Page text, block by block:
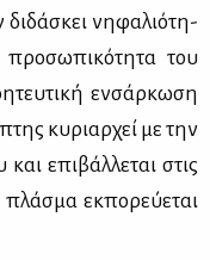
νη­φα­λιό­τη­
του
εν­σάρ­κω­ση
κυ­ριαρ­χεί με την
επι­βάλ­λε­ται στις
πλά­σμα εκ­πο­ρεύ­ε­ται